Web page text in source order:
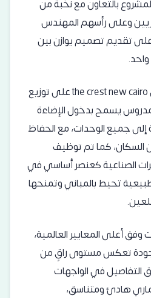
بالتعاون مع نخبة من
وعلى رأسهم المهندس
تقديم تصميم يوازن بين
اعتمد المخطط العام في the crest new cairo على توزيع
يسمح بدخول الإضاءة
إلى جميع الوحدات، مع الحفاظ
السكان، كما تم توظيف
الصناعية كعنصر أساسي في
تحيط بالمباني وتمنحها
أعلى المعايير العالمية،
تعكس مستوى راقٍ من
التفاصيل في الواجهات
هادئ ومتناسق،